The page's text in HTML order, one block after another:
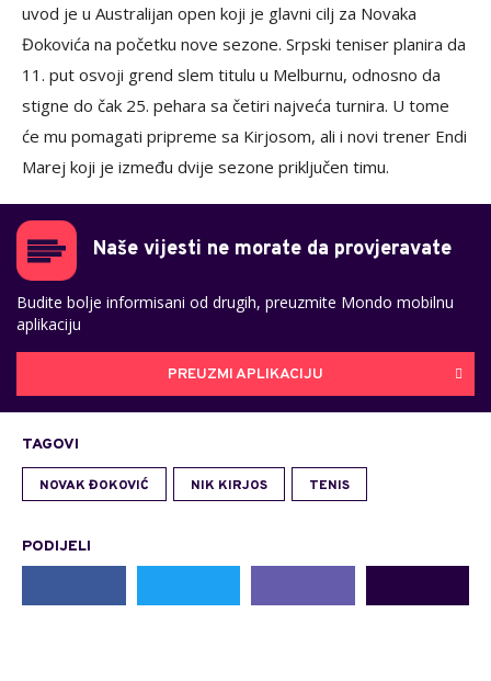
uvod je u Australijan open koji je glavni cilj za Novaka
Đokovića na početku nove sezone. Srpski teniser planira da
11. put osvoji grend slem titulu u Melburnu, odnosno da
stigne do čak 25. pehara sa četiri najveća turnira. U tome
će mu pomagati pripreme sa Kirjosom, ali i novi trener Endi
Marej koji je između dvije sezone priključen timu.
Naše vijesti ne morate da provjeravate
Budite bolje informisani od drugih, preuzmite Mondo mobilnu
aplikaciju
PREUZMI APLIKACIJU
TAGOVI
NOVAK ĐOKOVIĆ NIK KIRJOS TENIS
PODIJELI